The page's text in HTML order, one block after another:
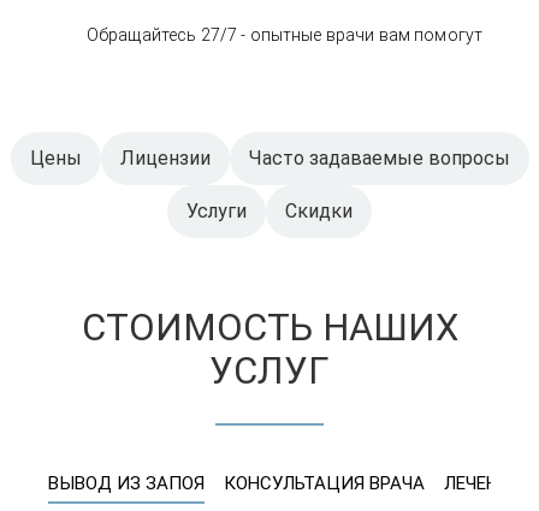
Обращайтесь 27/7 - опытные врачи вам помогут
Цены Лицензии Часто задаваемые вопросы
Услуги Скидки
СТОИМОСТЬ НАШИХ
УСЛУГ
ВЫВОД ИЗ ЗАПОЯ КОНСУЛЬТАЦИЯ ВРАЧА ЛЕЧЕНИЕ